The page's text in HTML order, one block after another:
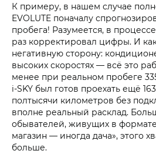
К примеру, в нашем случае
EVOLUTE поначалу
пробега! Разумеется, в
раз корректировал цифры. И
негативную сторону:
высоких скоростях — всё это
менее при реальном пробеге
i‑SKY был готов проехать ещё
полтысячи километров без
вполне реальный расклад.
обывателей, живущих в
магазин — иногда дача», этого
больше.